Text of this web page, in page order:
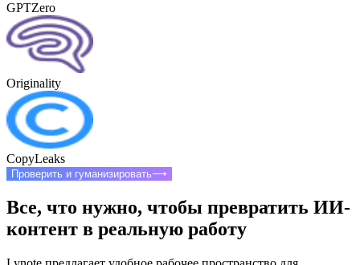
GPTZero
Originality
CopyLeaks
Проверить и гуманизировать⟶
Все, что нужно, чтобы превратить ИИ-
контент в реальную работу